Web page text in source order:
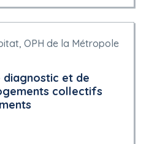
OPH de la Métropole
diagnostic et de
collectifs